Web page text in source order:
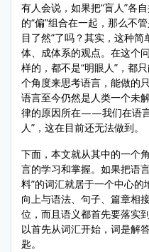
有人会说，如果把“盲人”各
的“偏”组合在一起，那么不
目了然”了吗？其实，这种
体、成体系的观点。在这个
样的，都不是“明眼人”，都
个角度来思考语言，能做的
语言至今仍然是人类一个未
律的原因所在——我们在语
人”，这在目前还无法做到。
下面，本文就从其中的一
言的学习和掌握。如果把语
料”的词汇就居于一个中心的
向上与语法、句子、篇章相
位，而且语义都首先要落实
以首先从词汇开始，词是解
匙。